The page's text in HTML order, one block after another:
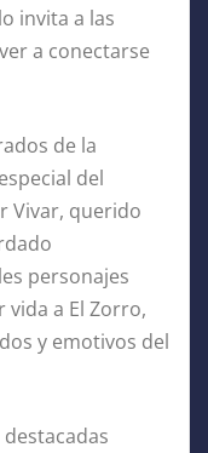
invita a las
a conectarse
de la
del
Vivar, querido
personajes
vida a El Zorro,
y emotivos del